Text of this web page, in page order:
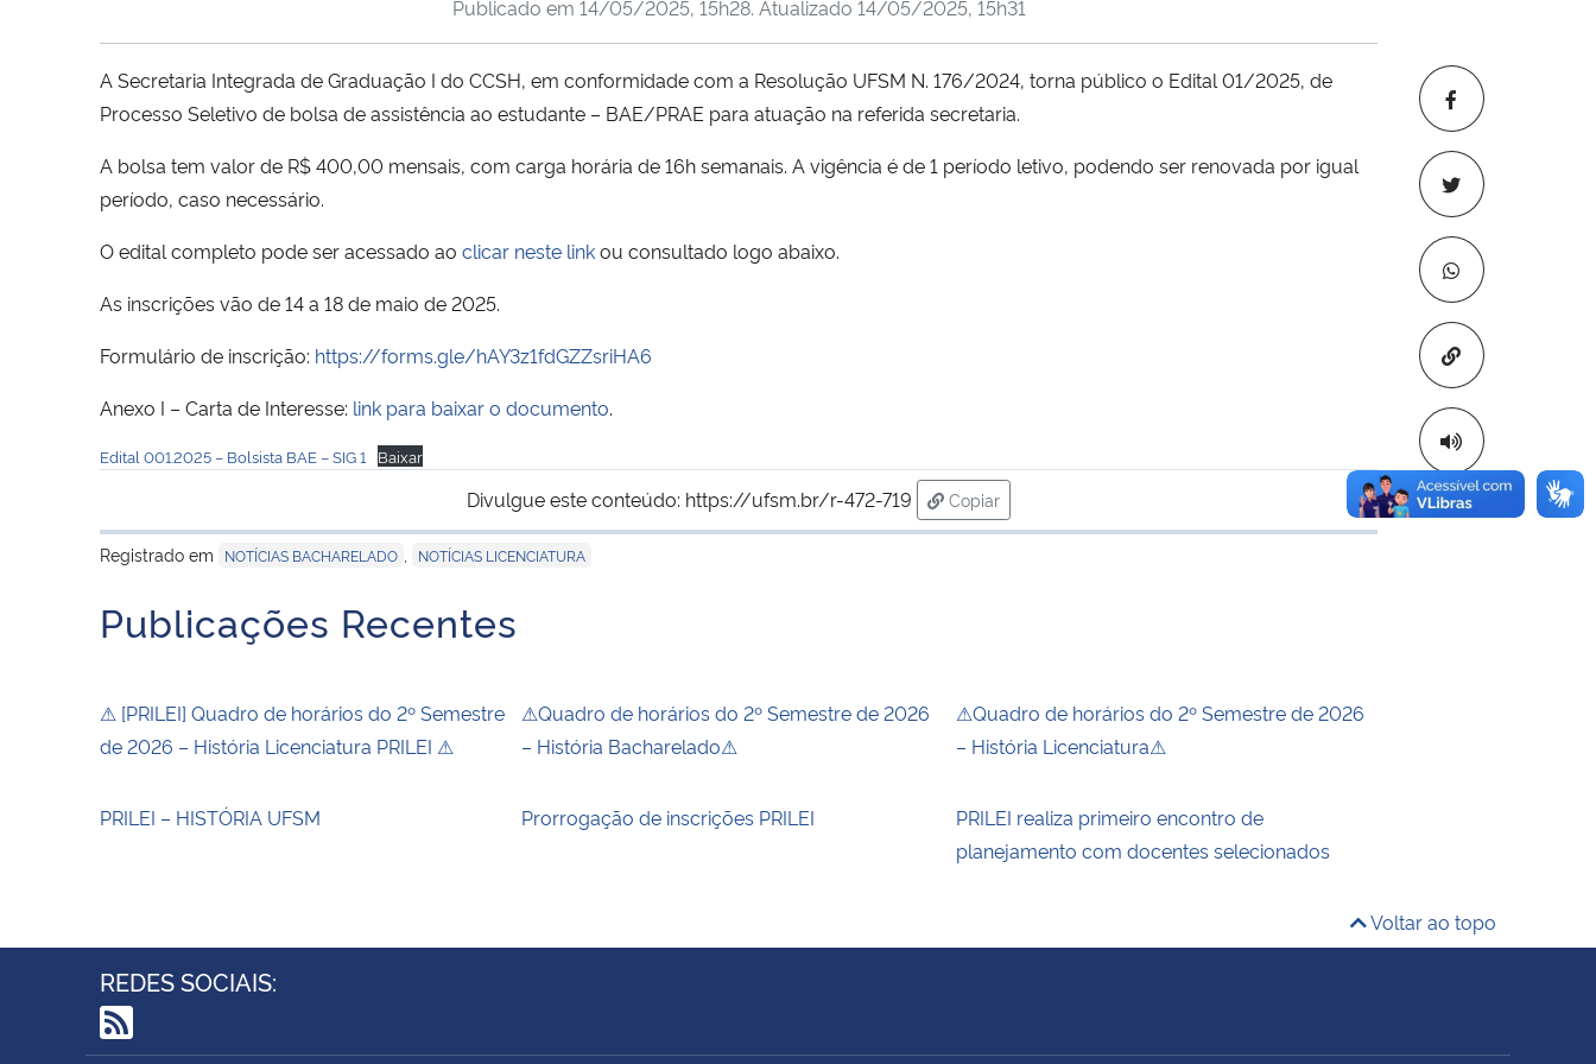
Copiar para
Publicado em 14/05/2025, 15h28. Atualizado 14/05/2025, 15h31
A Secretaria Integrada de Graduação I do CCSH, em conformidade com a Resolução UFSM N. 176/2024, torna público o Edital 01/2025, de
Processo Seletivo de bolsa de assistência ao estudante – BAE/PRAE para atuação na referida secretaria.
A bolsa tem valor de R$ 400,00 mensais, com carga horária de 16h semanais. A vigência é de 1 período letivo, podendo ser renovada por igual
período, caso necessário.
O edital completo pode ser acessado ao clicar neste linkou consultado logo abaixo.
As inscrições vão de 14 a 18 de maio de 2025.
Formulário de inscrição: https://forms.gle/hAY3z1fdGZZsriHA6
Anexo I – Carta de Interesse: link para baixar o documento.
Edital 001.2025 – Bolsista BAE – SIG 1 Baixar
Divulgue este conteúdo: https://ufsm.br/r-472-719
Copiar
para área de transferência
Registrado em
NOTÍCIAS BACHARELADO NOTÍCIAS LICENCIATURA
Publicações Recentes
⚠ [PRILEI] Quadro de horários do 2º Semestre
de 2026 – História Licenciatura PRILEI ⚠
⚠Quadro de horários do 2º Semestre de 2026
– História Bacharelado⚠
⚠Quadro de horários do 2º Semestre de 2026
– História Licenciatura⚠
PRILEI – HISTÓRIA UFSM Prorrogação de inscrições PRILEI
PRILEI realiza primeiro encontro de
planejamento com docentes selecionados
Voltar ao topo
REDES SOCIAIS: